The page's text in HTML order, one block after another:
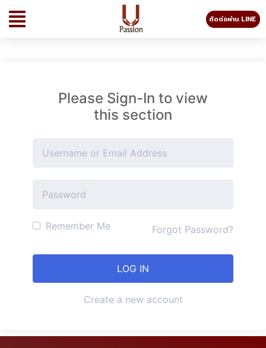
ติดต่อผ่าน LINE
Please Sign-In to view
this section
Remember Me Forgot Password?
Create a new account